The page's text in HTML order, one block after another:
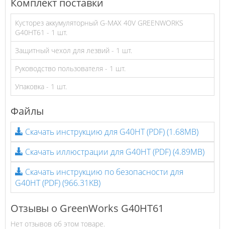
Комплект поставки
Кусторез аккумуляторный G-MAX 40V GREENWORKS
G40HT61 - 1 шт.
Защитный чехол для лезвий - 1 шт.
Руководство пользователя - 1 шт.
Упаковка - 1 шт.
Файлы
Скачать инструкцию для G40HT (PDF)(1.68MB)
Скачать иллюстрации для G40HT (PDF)(4.89MB)
Скачать инструкцию по безопасности для
G40HT (PDF)(966.31KB)
Отзывы о GreenWorks G40HT61
Нет отзывов об этом товаре.